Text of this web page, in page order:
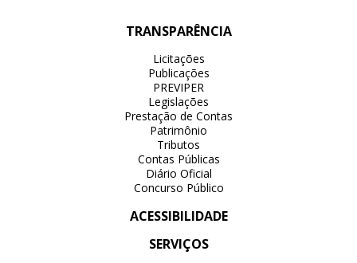
TRANSPARÊNCIA
Licitações
Publicações
PREVIPER
Legislações
Prestação de Contas
Patrimônio
Tributos
Contas Públicas
Diário Oficial
Concurso Público
ACESSIBILIDADE
SERVIÇOS